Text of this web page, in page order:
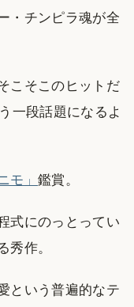
・チンピラ魂が全
こそこのヒットだ
一段話題になるよ
モ」鑑賞。
式にのっとってい
秀作。
という普遍的なテ